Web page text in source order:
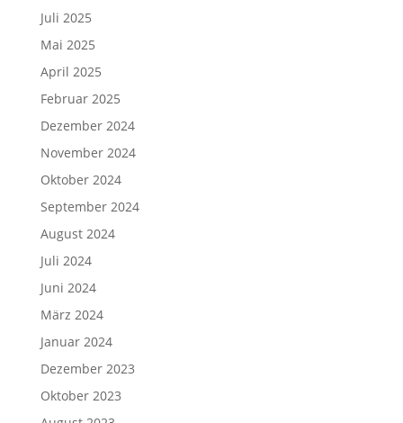
Juli 2025
Mai 2025
April 2025
Februar 2025
Dezember 2024
November 2024
Oktober 2024
September 2024
August 2024
Juli 2024
Juni 2024
März 2024
Januar 2024
Dezember 2023
Oktober 2023